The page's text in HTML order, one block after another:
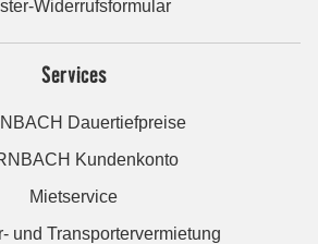
Widerrufsformular
Services
Dauertiefpreise
Kundenkonto
Mietservice
und Transportervermietung